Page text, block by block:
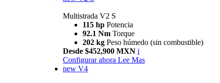
Multistrada V2 S
115 hp Potencia
92.1 Nm Torque
202 kg Peso húmedo (sin combustible)
Desde $452,900 MXN i
Configurar ahora Lee Mas
new V4